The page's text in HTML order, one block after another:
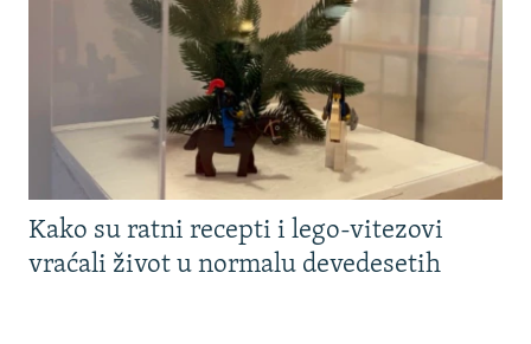
Kako su ratni recepti i lego-vitezovi
vraćali život u normalu devedesetih